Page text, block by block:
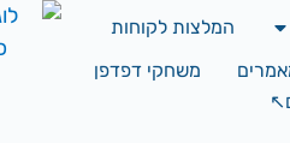
המלצות לקוחות
משחקי דפדפן